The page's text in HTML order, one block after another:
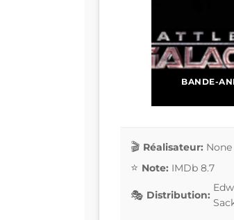
BANDE-
Réalisateur: None
Note: IMDb 8.7
Distribution: